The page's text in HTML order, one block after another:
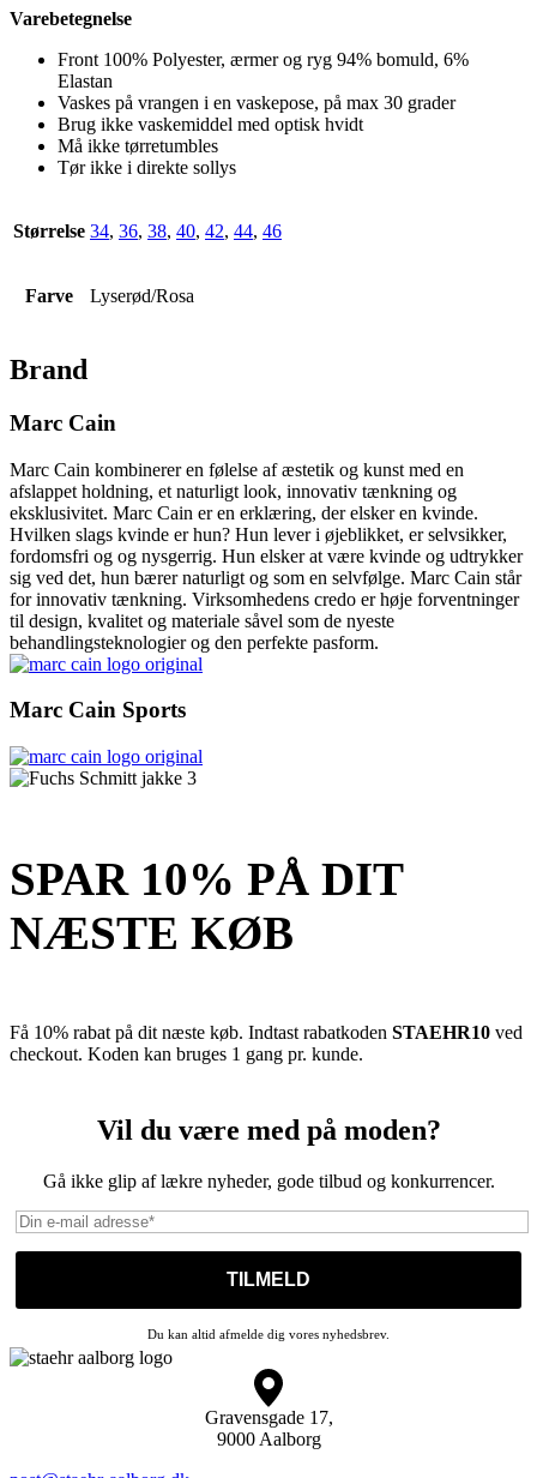
Varebetegnelse
Front 100% Polyester, ærmer og ryg 94% bomuld, 6%
Elastan
Vaskes på vrangen i en vaskepose, på max 30 grader
Brug ikke vaskemiddel med optisk hvidt
Må ikke tørretumbles
Tør ikke i direkte sollys
Størrelse 34, 36, 38, 40, 42, 44, 46
Farve Lyserød/Rosa
Brand
Marc Cain
Marc Cain kombinerer en følelse af æstetik og kunst med en
afslappet holdning, et naturligt look, innovativ tænkning og
eksklusivitet. Marc Cain er en erklæring, der elsker en kvinde.
Hvilken slags kvinde er hun? Hun lever i øjeblikket, er selvsikker,
fordomsfri og og nysgerrig. Hun elsker at være kvinde og udtrykker
sig ved det, hun bærer naturligt og som en selvfølge. Marc Cain står
for innovativ tænkning. Virksomhedens credo er høje forventninger
til design, kvalitet og materiale såvel som de nyeste
behandlingsteknologier og den perfekte pasform.
Marc Cain Sports
SPAR 10% PÅ DIT
NÆSTE KØB
Få 10% rabat på dit næste køb. Indtast rabatkoden STAEHR10 ved
checkout. Koden kan bruges 1 gang pr. kunde.
Vil du være med på moden?
Gå ikke glip af lækre nyheder, gode tilbud og konkurrencer.
Du kan altid afmelde dig vores nyhedsbrev.
Gravensgade 17,
9000 Aalborg